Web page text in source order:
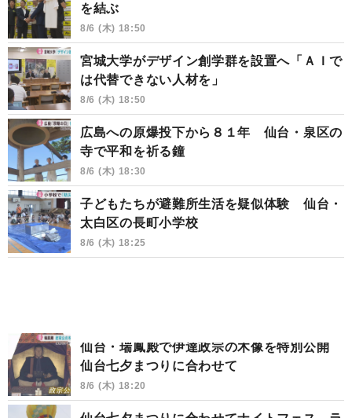
を結ぶ
8/6 (木) 18:50
宮城大学がデザイン創学群を設置へ「ＡＩで
は代替できない人材を」
8/6 (木) 18:50
広島への原爆投下から８１年 仙台・泉区の
寺で平和を祈る鐘
8/6 (木) 18:30
子どもたちが避難所生活を疑似体験 仙台・
太白区の長町小学校
8/6 (木) 18:25
仙台・瑞鳳殿で伊達政宗の木像を特別公開
仙台七夕まつりに合わせて
8/6 (木) 18:20